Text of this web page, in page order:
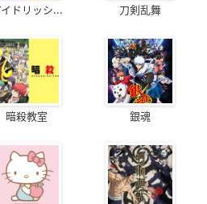
ドリッシ... 刀剣乱舞
暗殺教室 銀魂